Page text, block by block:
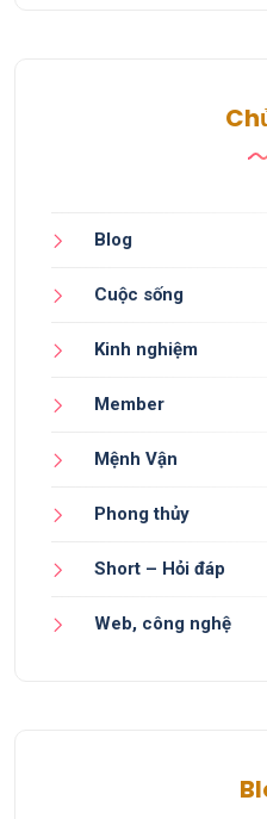
Blog
Cuộc sống
Kinh nghiệm
Member
Mệnh Vận
Phong thủy
Short – Hỏi đáp
Web, công nghệ